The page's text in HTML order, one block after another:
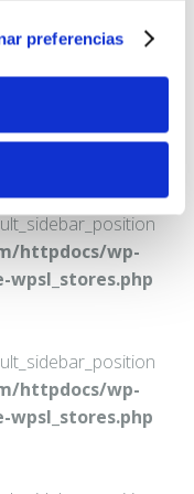
preferencias
httpdocs/wp-
httpdocs/wp-